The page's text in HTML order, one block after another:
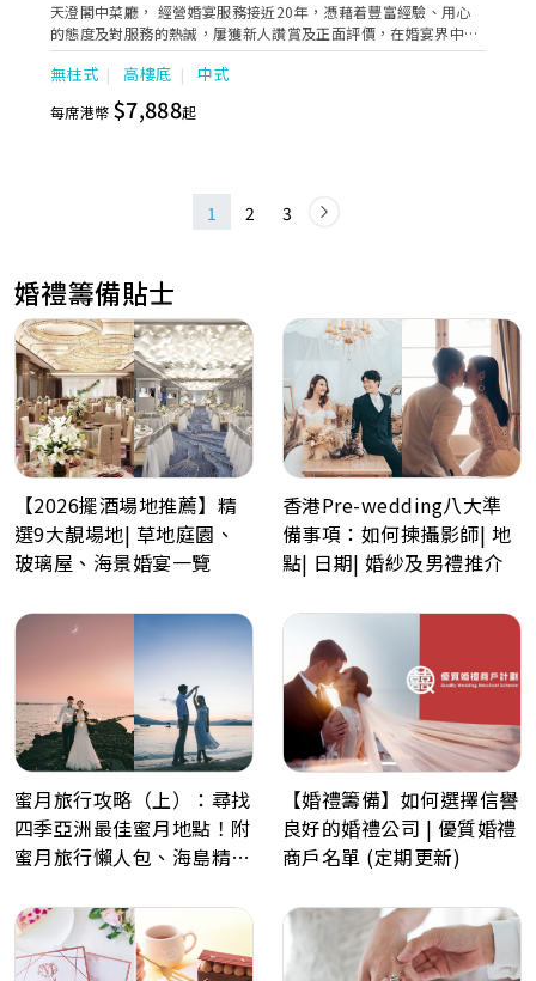
天澄閣中菜廳， 經營婚宴服務接近20年，憑藉着豐富經驗、用心
的態度及對服務的熱誠，屢獲新人讚賞及正面評價，在婚宴界中享
有極高知名度及卓越口碑。天澄閣位處於酒店內，宴會廳擁20呎特
高樓底，全場無柱式設計，配上罕有全景玻璃幕牆，盡顯非凡氣
派。加上出色菜餚及細緻用心服務，天澄閣致力為每個婚筵留下最
美好回憶。 2025年9月天澄閣完成全面裝修，加入嶄新婚宴概念，
無柱式 高樓底 中式
每席港幣 $7,888起
1 2 3
婚禮籌備貼士
【2026擺酒場地推薦】精
選9大靚場地| 草地庭園、
玻璃屋、海景婚宴一覽
香港Pre-wedding八大準
備事項：如何揀攝影師| 地
點| 日期| 婚紗及男禮推介
蜜月旅行攻略（上）：尋找
四季亞洲最佳蜜月地點！附
蜜月旅行懶人包、海島精選
【婚禮籌備】如何選擇信譽
良好的婚禮公司 | 優質婚禮
商戶名單 (定期更新)